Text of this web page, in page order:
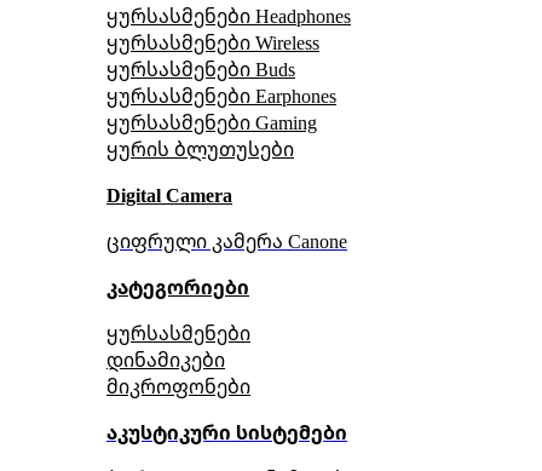
ყურსასმენები Headphones
ყურსასმენები Wireless
ყურსასმენები Buds
ყურსასმენები Earphones
ყურსასმენები Gaming
ყურის ბლუთუსები
Digital Camera
ციფრული კამერა Сanone
კატეგორიები
ყურსასმენები
დინამიკები
მიკროფონები
აკუსტიკური სისტემები